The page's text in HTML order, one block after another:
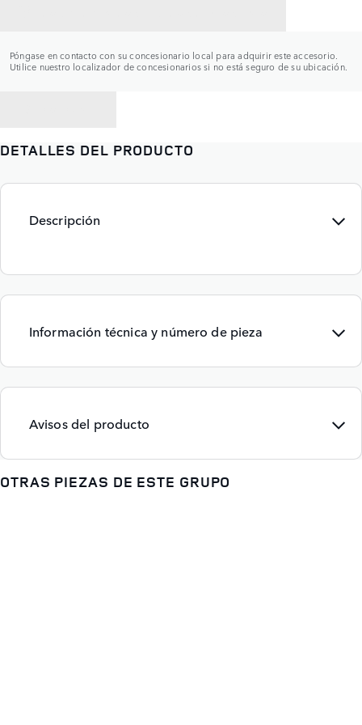
Póngase en contacto con su concesionario local para adquirir este accesorio.
Utilice nuestro localizador de concesionarios si no está seguro de su ubicación.
DETALLES DEL PRODUCTO
Descripción
Información técnica y número de pieza
Avisos del producto
OTRAS PIEZAS DE ESTE GRUPO